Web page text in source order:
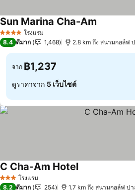
4 ดาว โรงแรม
Sun Marina Cha-Am
8.4 ดีมาก 1,468 2.8 km ถึง สนามกอล์ฟ
จาก ฿1,237
ดูราคาจาก 5 เว็บไซต์
3 ดาว โรงแรม
C Cha-Am Hotelดูราคา
8.2 ดีมาก 254 1.7 km ถึง สนามกอล์ฟ ป